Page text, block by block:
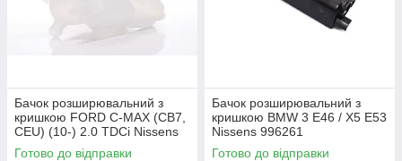
Бачок розширювальний з
кришкою FORD C-MAX (CB7,
CEU) (10-) 2.0 TDCi Nissens
996123
Готово до відправки
Бачок розширювальний з
кришкою BMW 3 E46 / X5 E53
Nissens 996261
Готово до відправки